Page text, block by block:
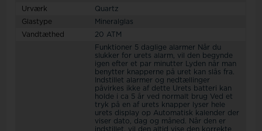
Urværk
Quartz
Glastype
Mineralglas
Vandtæthed
20 ATM
Funktioner 5 daglige alarmer Når du
slukker for urets alarm, vil den begynde
igen efter et par minutter Lyden når man
benytter knapperne på uret kan slås fra.
Indstillet alarmer og nedtællinger
påvirkes ikke af dette Urets batteri kan
holde i ca 5 år ved normalt brug Ved et
tryk på en af urets knapper lyser hele
urets display op Automatisk kalender der
viser dato, dag og måned. Når den er
indstillet, vil den altid vise den korrekte